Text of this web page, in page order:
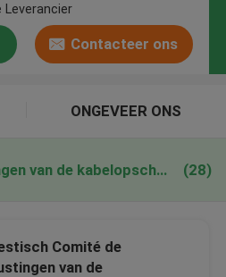
Leverancier
Contacteer ons
ONGEVEER ONS
CHINA de uitrustingen van de kabelopschorting (28)
Comité de
van de